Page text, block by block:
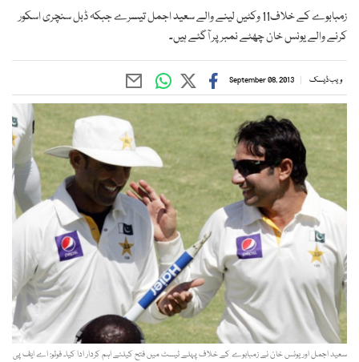
زمبابوے کے خلاف11 وکٹیں لینے والے سعید اجمل تیسرے جبکہ ڈبل سنچری اسکور
کرنے والے یونس خان چھٹے نمبر پر آگئے ہیں۔
ویب ڈیسک September 08, 2013
سعید اجمل اور یونس خان نے زمبابوے کے خلاف پہلے ٹیسٹ میں فتح کیلئے اہم کردار ادا کیا۔ فوٹو: اے ایف پی